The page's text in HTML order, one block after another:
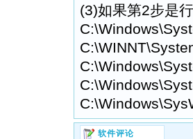
(3)如果第2步是
软件评论